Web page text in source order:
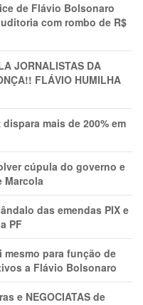
de Flávio Bolsonaro
com rombo de R$
JORNALISTAS DA
FLÁVIO HUMILHA
mais de 200% em
cúpula do governo e
Marcola
das emendas PIX e
PF
mesmo para função de
a Flávio Bolsonaro
e NEGOCIATAS de